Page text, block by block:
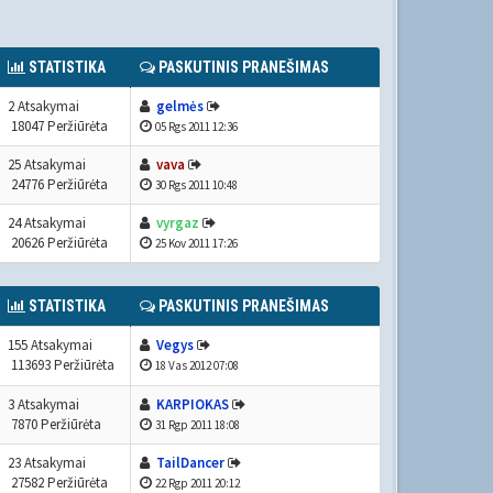
STATISTIKA PASKUTINIS PRANEŠIMAS
2 Atsakymai
18047 Peržiūrėta
gelmės
05 Rgs 2011 12:36
25 Atsakymai
24776 Peržiūrėta
vava
30 Rgs 2011 10:48
24 Atsakymai
20626 Peržiūrėta
vyrgaz
25 Kov 2011 17:26
STATISTIKA PASKUTINIS PRANEŠIMAS
155 Atsakymai
113693 Peržiūrėta
Vegys
18 Vas 2012 07:08
3 Atsakymai
7870 Peržiūrėta
KARPIOKAS
31 Rgp 2011 18:08
23 Atsakymai
27582 Peržiūrėta
TailDancer
22 Rgp 2011 20:12